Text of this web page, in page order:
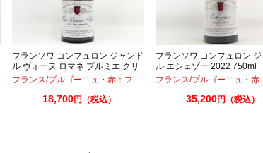
・ピノノワール
フランソワ コンフュロン ジャンド
ル ヴォーヌ ロマネ プルミエ クリ
ュ レ ボーモン 2021 750ml
フランス/ブルゴーニュ ・ 赤：フルボディ ・ピノノワール
18,700円（税込）
フランソワ コンフュロン
ル エシェゾー 2022 750ml
フランス/ブルゴーニュ ・ 赤：
35,200円（税込）